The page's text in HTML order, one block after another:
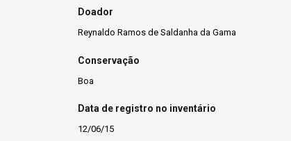
Doador
Reynaldo Ramos de Saldanha da Gama
Conservação
Boa
Data de registro no inventário
12/06/15